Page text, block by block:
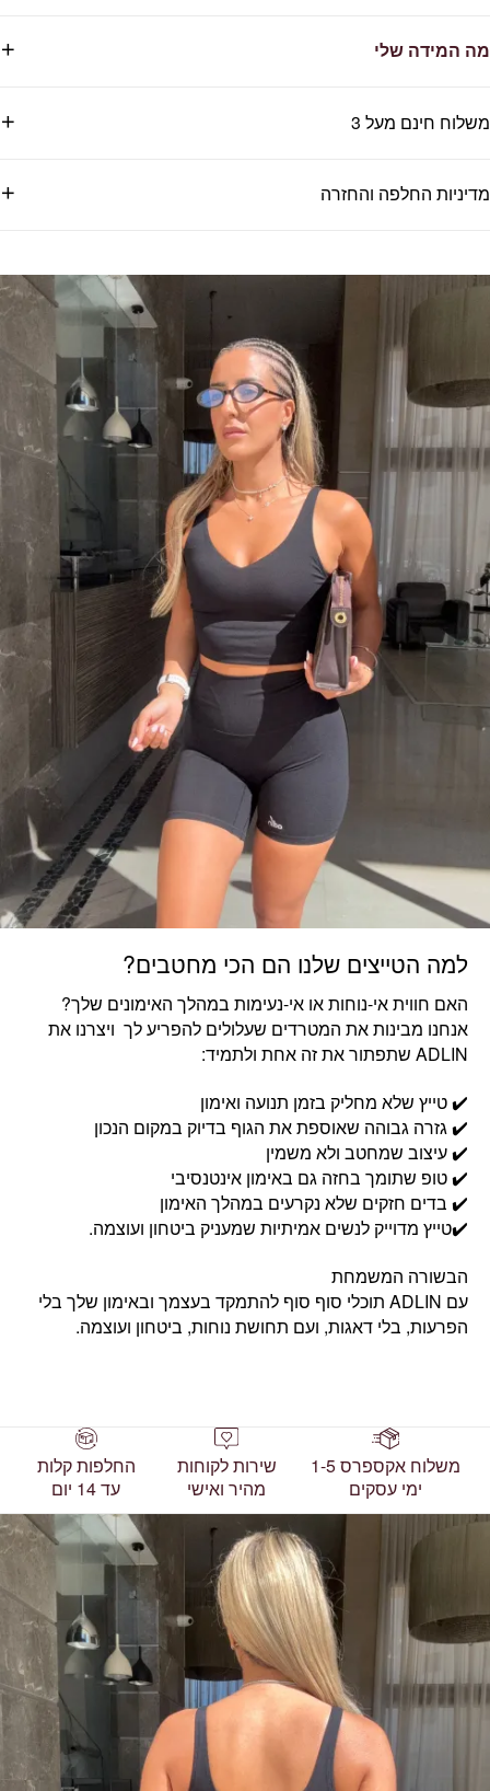
מה המידה שלי
משלוח חינם מעל 3
מדיניות החלפה והחזרה
למה הטייצים שלנו הם הכי מחטבים?
האם חווית אי-נוחות או אי-נעימות במהלך האימונים שלך?
אנחנו מבינות את המטרדים שעלולים להפריע לך ויצרנו את
ADLIN שתפתור את זה אחת ולתמיד:
✔️ טייץ שלא מחליק בזמן תנועה ואימון
✔️ גזרה גבוהה שאוספת את הגוף בדיוק במקום הנכון
✔️ עיצוב שמחטב ולא משמין
✔️ טופ שתומך בחזה גם באימון אינטנסיבי
✔️ בדים חזקים שלא נקרעים במהלך האימון
✔️טייץ מדוייק לנשים אמיתיות שמעניק ביטחון ועוצמה.
הבשורה המשמחת
עם ADLIN תוכלי סוף סוף להתמקד בעצמך ובאימון שלך בלי
הפרעות, בלי דאגות, ועם תחושת נוחות, ביטחון ועוצמה.
משלוח אקספרס 1-5
ימי עסקים
שירות לקוחות
מהיר ואישי
החלפות קלות
עד 14 יום